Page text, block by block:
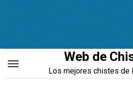
Web de
Los mejores chistes de